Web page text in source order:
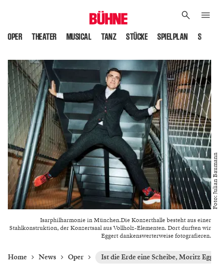
OPER THEATER MUSICAL TANZ STÜCKE SPIELPLAN
Isarphilharmonie in München.Die Konzerthalle besteht aus einer
Stahlkonstruktion, der Konzertsaal aus Vollholz-Elementen. Dort durften wir
Eggert dankenswerterweise fotografieren.
Foto: Julian Baumann
Home News Oper Ist die Erde eine Scheibe, Moritz